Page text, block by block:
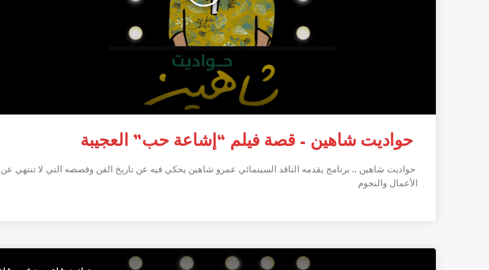
حواديت شاهين – قصة فيلم “إشاعة حب” العجيبة
حواديت شاهين .. برنامج يقدمه الناقد السينمائي عمرو شاهين يحكي فيه عن تاريخ الفن وقصصه التي لا تنتهي عن
الأعمال والنجوم